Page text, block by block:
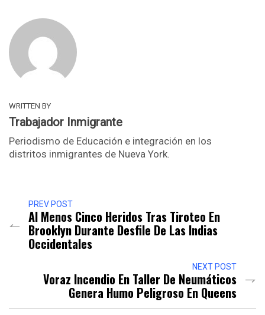
WRITTEN BY
Trabajador Inmigrante
Periodismo de Educación e integración en los
distritos inmigrantes de Nueva York.
PREV POST
Al Menos Cinco Heridos Tras Tiroteo En
Brooklyn Durante Desfile De Las Indias
Occidentales
NEXT POST
Voraz Incendio En Taller De Neumáticos
Genera Humo Peligroso En Queens